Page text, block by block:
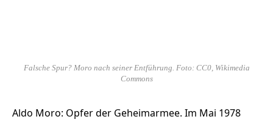
Falsche Spur? Moro nach seiner Entführung. Foto: CC0, Wikimedia
Commons
Aldo Moro: Opfer der Geheimarmee. Im Mai 1978